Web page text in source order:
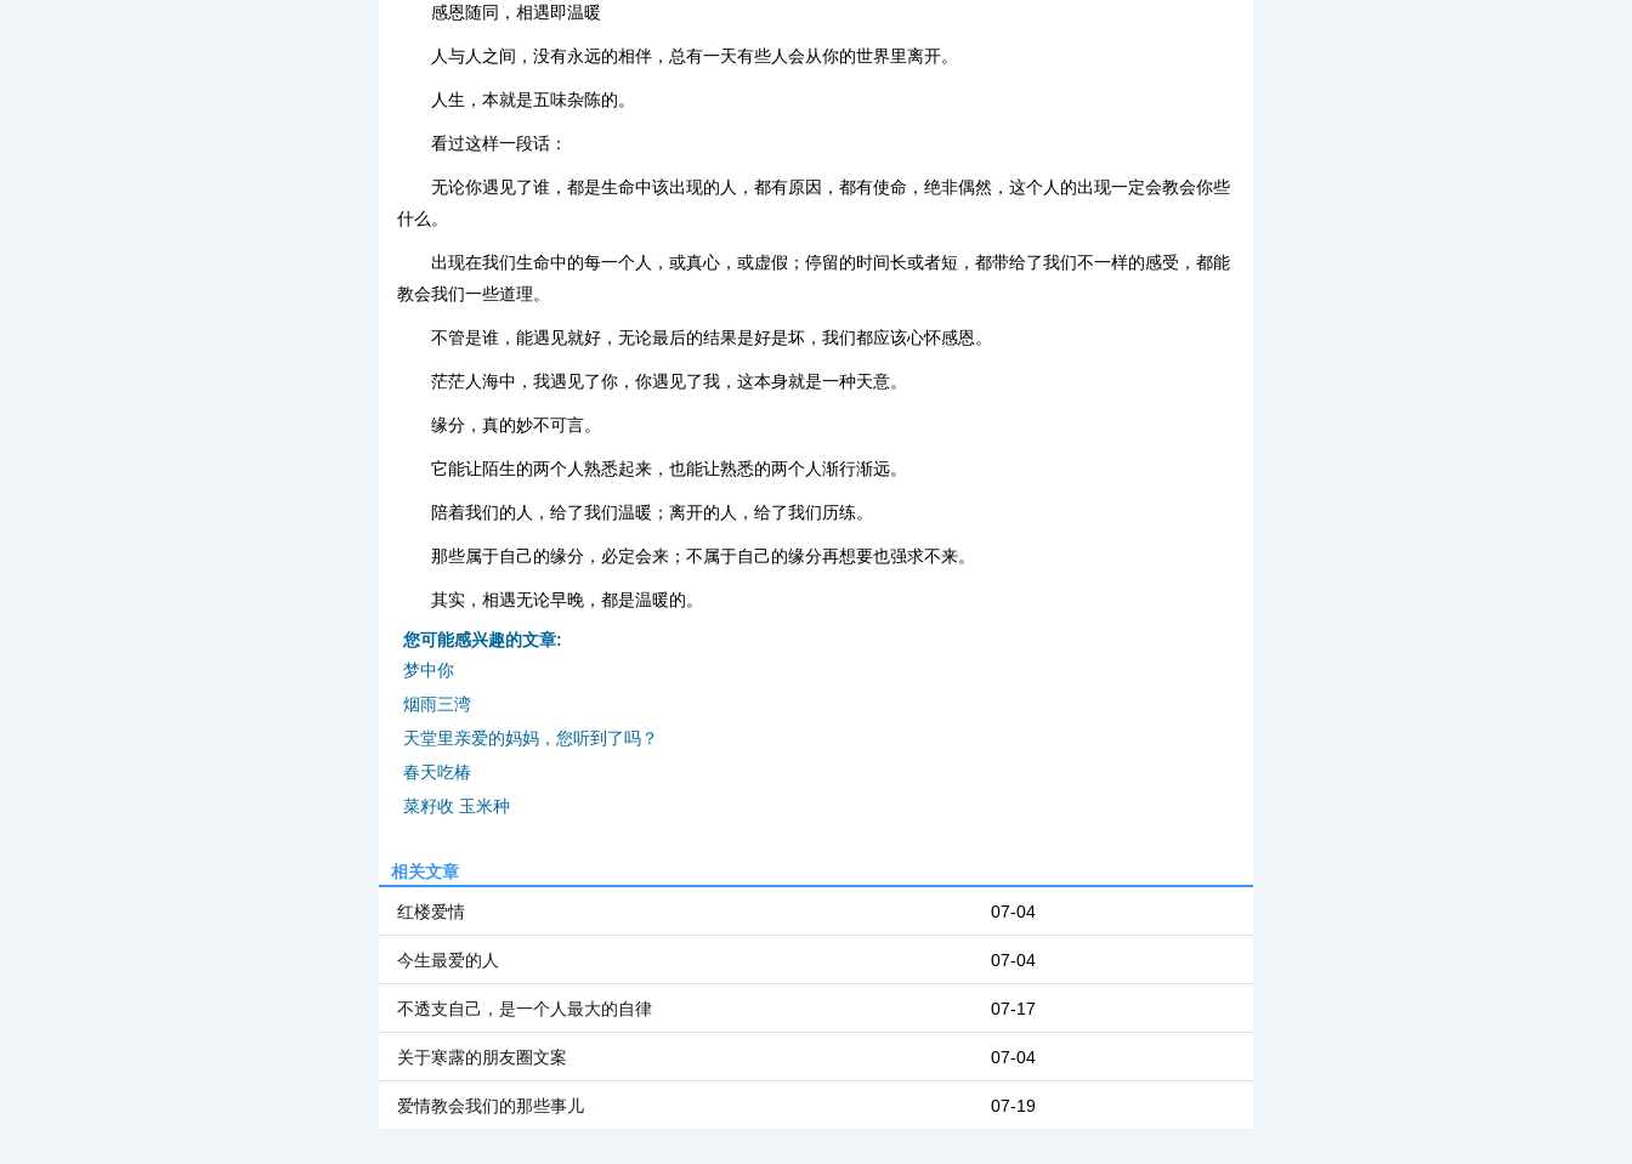
感恩随同，相遇即温暖
人与人之间，没有永远的相伴，总有一天有些人会从你的世界里离开。
人生，本就是五味杂陈的。
看过这样一段话：
无论你遇见了谁，都是生命中该出现的人，都有原因，都有使命，绝非偶然，这个人的出现一定会教会你些
什么。
出现在我们生命中的每一个人，或真心，或虚假；停留的时间长或者短，都带给了我们不一样的感受，都能
教会我们一些道理。
不管是谁，能遇见就好，无论最后的结果是好是坏，我们都应该心怀感恩。
茫茫人海中，我遇见了你，你遇见了我，这本身就是一种天意。
缘分，真的妙不可言。
它能让陌生的两个人熟悉起来，也能让熟悉的两个人渐行渐远。
陪着我们的人，给了我们温暖；离开的人，给了我们历练。
那些属于自己的缘分，必定会来；不属于自己的缘分再想要也强求不来。
其实，相遇无论早晚，都是温暖的。
您可能感兴趣的文章:
梦中你
烟雨三湾
天堂里亲爱的妈妈，您听到了吗？
春天吃椿
菜籽收 玉米种
相关文章
07-04
红楼爱情
07-04
今生最爱的人
07-17
不透支自己，是一个人最大的自律
07-04
关于寒露的朋友圈文案
07-19
爱情教会我们的那些事儿